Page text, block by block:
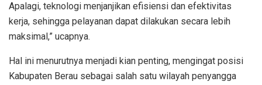
Apalagi, teknologi menjanjikan efisiensi dan efektivitas
kerja, sehingga pelayanan dapat dilakukan secara lebih
maksimal,” ucapnya.
Hal ini menurutnya menjadi kian penting, mengingat posisi
Kabupaten Berau sebagai salah satu wilayah penyangga